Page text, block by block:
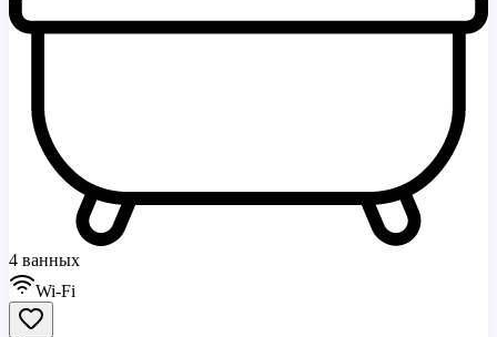
4 ванных
Wi-Fi